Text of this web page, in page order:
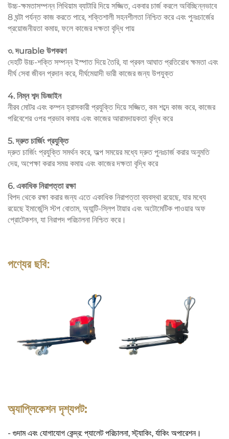
উচ্চ-ক্ষমতাসম্পন্ন লিথিয়াম ব্যাটারি দিয়ে সজ্জিত, একবার চার্জ করলে অবিচ্ছিন্নভাবে
8 ঘন্টা পর্যন্ত কাজ করতে পারে, শক্তিশালী সহনশীলতা নিশ্চিত করে এবং পুনঃচার্জের
প্রয়োজনীয়তা কমায়, ফলে কাজের দক্ষতা বৃদ্ধি পায়
৩. দurable উপকরণ
দেহটি উচ্চ-শক্তি সম্পন্ন ইস্পাত দিয়ে তৈরি, যা প্রবল আঘাত প্রতিরোধ ক্ষমতা এবং
দীর্ঘ সেবা জীবন প্রদান করে, দীর্ঘমেয়াদী ভারী কাজের জন্য উপযুক্ত
4. নিম্ন শব্দ ডিজাইন
নীরব মোটর এবং কম্পন হ্রাসকারী প্রযুক্তি দিয়ে সজ্জিত, কম শব্দে কাজ করে, কাজের
পরিবেশের ওপর প্রভাব কমায় এবং কাজের আরামদায়কতা বৃদ্ধি করে
5. দ্রুত চার্জিং প্রযুক্তি
দ্রুত চার্জিং প্রযুক্তি সমর্থন করে, অল্প সময়ের মধ্যে দ্রুত পুনঃচার্জ করার অনুমতি
দেয়, অপেক্ষা করার সময় কমায় এবং কাজের দক্ষতা বৃদ্ধি করে
6. একাধিক নিরাপত্তা রক্ষা
বিপদ থেকে রক্ষা করার জন্য এতে একাধিক নিরাপত্তা ব্যবস্থা রয়েছে, যার মধ্যে
রয়েছে ইমার্জেন্সি স্টপ বোতাম, অ্যান্টি-স্লিপ টায়ার এবং অটোমেটিক পাওয়ার অফ
প্রোটেকশন, যা নিরাপদ পরিচালনা নিশ্চিত করে।
পণ্যের ছবি:
অ্যাপ্লিকেশন দৃশ্যপট:
- গুদাম এবং যোগাযোগ কেন্দ্র: প্যালেট পরিচালনা, স্ট্যাকিং, র্যাকিং অপারেশন।